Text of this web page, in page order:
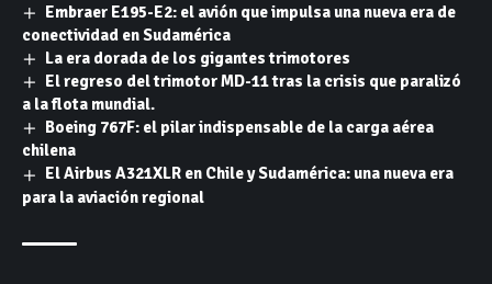
Embraer E195-E2: el avión que impulsa una nueva era de
conectividad en Sudamérica
La era dorada de los gigantes trimotores
El regreso del trimotor MD-11 tras la crisis que paralizó
a la flota mundial.
Boeing 767F: el pilar indispensable de la carga aérea
chilena
El Airbus A321XLR en Chile y Sudamérica: una nueva era
para la aviación regional